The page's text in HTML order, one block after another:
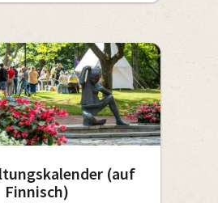
(auf
Finnisch)